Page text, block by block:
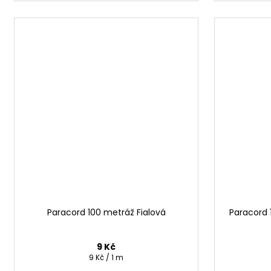
Paracord 100 metráž Fialová
9 Kč
Měrná
9 Kč / 1 m
Paracord